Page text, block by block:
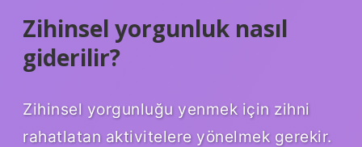
Zihinsel yorgunluk nasıl
giderilir?
Zihinsel yorgunluğu yenmek için zihni
rahatlatan aktivitelere yönelmek gerekir.